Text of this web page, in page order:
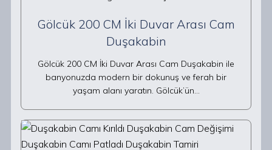
Gölcük 200 CM İki Duvar Arası Cam
Duşakabin
Gölcük 200 CM İki Duvar Arası Cam Duşakabin ile
banyonuzda modern bir dokunuş ve ferah bir
yaşam alanı yaratın. Gölcük’ün…